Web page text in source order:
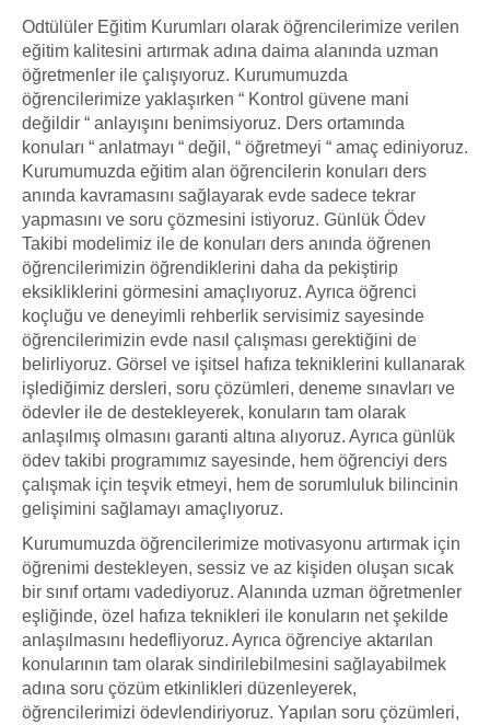
Odtülüler Eğitim Kurumları olarak öğrencilerimize verilen
eğitim kalitesini artırmak adına daima alanında uzman
öğretmenler ile çalışıyoruz. Kurumumuzda
öğrencilerimize yaklaşırken “ Kontrol güvene mani
değildir “ anlayışını benimsiyoruz. Ders ortamında
konuları “ anlatmayı “ değil, “ öğretmeyi “ amaç ediniyoruz.
Kurumumuzda eğitim alan öğrencilerin konuları ders
anında kavramasını sağlayarak evde sadece tekrar
yapmasını ve soru çözmesini istiyoruz. Günlük Ödev
Takibi modelimiz ile de konuları ders anında öğrenen
öğrencilerimizin öğrendiklerini daha da pekiştirip
eksikliklerini görmesini amaçlıyoruz. Ayrıca öğrenci
koçluğu ve deneyimli rehberlik servisimiz sayesinde
öğrencilerimizin evde nasıl çalışması gerektiğini de
belirliyoruz. Görsel ve işitsel hafıza tekniklerini kullanarak
işlediğimiz dersleri, soru çözümleri, deneme sınavları ve
ödevler ile de destekleyerek, konuların tam olarak
anlaşılmış olmasını garanti altına alıyoruz. Ayrıca günlük
ödev takibi programımız sayesinde, hem öğrenciyi ders
çalışmak için teşvik etmeyi, hem de sorumluluk bilincinin
gelişimini sağlamayı amaçlıyoruz.
Kurumumuzda öğrencilerimize motivasyonu artırmak için
öğrenimi destekleyen, sessiz ve az kişiden oluşan sıcak
bir sınıf ortamı vadediyoruz. Alanında uzman öğretmenler
eşliğinde, özel hafıza teknikleri ile konuların net şekilde
anlaşılmasını hedefliyoruz. Ayrıca öğrenciye aktarılan
konularının tam olarak sindirilebilmesini sağlayabilmek
adına soru çözüm etkinlikleri düzenleyerek,
öğrencilerimizi ödevlendiriyoruz. Yapılan soru çözümleri,